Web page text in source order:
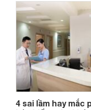
4 sai lầm hay mắc